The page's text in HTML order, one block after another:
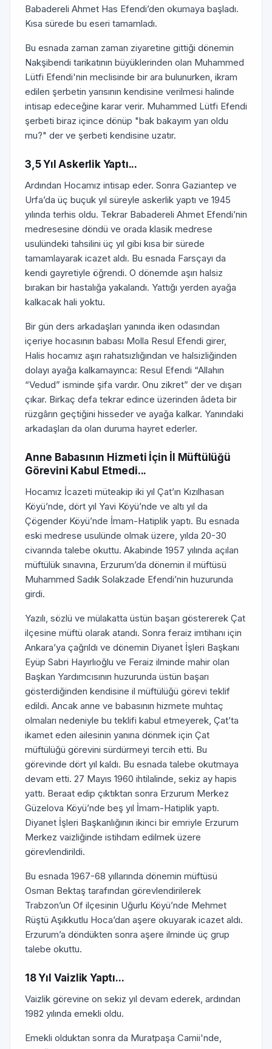
Babadereli Ahmet Has Efendi’den okumaya başladı.
Kısa sürede bu eseri tamamladı.
Bu esnada zaman zaman ziyaretine gittiği dönemin
Nakşibendi tarikatının büyüklerinden olan Muhammed
Lütfi Efendi'nin meclisinde bir ara bulunurken, ikram
edilen şerbetin yarısının kendisine verilmesi halinde
intisap edeceğine karar verir. Muhammed Lütfi Efendi
şerbeti biraz içince dönüp "bak bakayım yarı oldu
mu?" der ve şerbeti kendisine uzatır.
3,5 Yıl Askerlik Yaptı...
Ardından Hocamız intisap eder. Sonra Gaziantep ve
Urfa’da üç buçuk yıl süreyle askerlik yaptı ve 1945
yılında terhis oldu. Tekrar Babadereli Ahmet Efendi’nin
medresesine döndü ve orada klasik medrese
usulündeki tahsilini üç yıl gibi kısa bir sürede
tamamlayarak icazet aldı. Bu esnada Farsçayı da
kendi gayretiyle öğrendi. O dönemde aşırı halsiz
bırakan bir hastalığa yakalandı. Yattığı yerden ayağa
kalkacak hali yoktu.
Bir gün ders arkadaşları yanında iken odasından
içeriye hocasının babası Molla Resul Efendi girer,
Halis hocamız aşırı rahatsızlığından ve halsizliğinden
dolayı ayağa kalkamayınca: Resul Efendi “Allahın
“Vedud” isminde şifa vardır. Onu zikret” der ve dışarı
çıkar. Birkaç defa tekrar edince üzerinden âdeta bir
rüzgârın geçtiğini hisseder ve ayağa kalkar. Yanındaki
arkadaşları da olan duruma hayret ederler.
Anne Babasının Hizmeti İçin İl Müftülüğü
Görevini Kabul Etmedi...
Hocamız İcazeti müteakip iki yıl Çat’ın Kızılhasan
Köyü’nde, dört yıl Yavi Köyü’nde ve altı yıl da
Çögender Köyü’nde İmam-Hatiplik yaptı. Bu esnada
eski medrese usulünde olmak üzere, yılda 20-30
civarında talebe okuttu. Akabinde 1957 yılında açılan
müftülük sınavına, Erzurum’da dönemin il müftüsü
Muhammed Sadık Solakzade Efendi’nin huzurunda
girdi.
Yazılı, sözlü ve mülakatta üstün başarı göstererek Çat
ilçesine müftü olarak atandı. Sonra feraiz imtihanı için
Ankara’ya çağrıldı ve dönemin Diyanet İşleri Başkanı
Eyüp Sabri Hayırlıoğlu ve Feraiz ilminde mahir olan
Başkan Yardımcısının huzurunda üstün başarı
gösterdiğinden kendisine il müftülüğü görevi teklif
edildi. Ancak anne ve babasının hizmete muhtaç
olmaları nedeniyle bu teklifi kabul etmeyerek, Çat’ta
ikamet eden ailesinin yanına dönmek için Çat
müftülüğü görevini sürdürmeyi tercih etti. Bu
görevinde dört yıl kaldı. Bu esnada talebe okutmaya
devam etti. 27 Mayıs 1960 ihtilalinde, sekiz ay hapis
yattı. Beraat edip çıktıktan sonra Erzurum Merkez
Güzelova Köyü’nde beş yıl İmam-Hatiplik yaptı.
Diyanet İşleri Başkanlığının ikinci bir emriyle Erzurum
Merkez vaizliğinde istihdam edilmek üzere
görevlendirildi.
Bu esnada 1967-68 yıllarında dönemin müftüsü
Osman Bektaş tarafından görevlendirilerek
Trabzon’un Of ilçesinin Uğurlu Köyü’nde Mehmet
Rüştü Aşıkkutlu Hoca’dan aşere okuyarak icazet aldı.
Erzurum’a döndükten sonra aşere ilminde üç grup
talebe okuttu.
18 Yıl Vaizlik Yaptı...
Vaizlik görevine on sekiz yıl devam ederek, ardından
1982 yılında emekli oldu.
Emekli olduktan sonra da Muratpaşa Camii'nde,